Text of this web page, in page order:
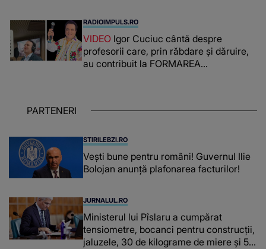
românca ucisă în Italia și ascunsă în
lada unui pat: " Îmi pare rău că nu am
reușit să fac mai mult pentru ea și..."
RADIOIMPULS.RO
VIDEO Igor Cuciuc cântă despre
profesorii care, prin răbdare și dăruire,
au contribuit la FORMAREA
chiar și după trecerea anilor: "De
PARTENERI
STIRILEBZI.RO
Vești bune pentru români! Guvernul Ilie
Bolojan anunță plafonarea facturilor!
JURNALUL.RO
Ministerul lui Pîslaru a cumpărat
tensiometre, bocanci pentru construcții,
jaluzele, 30 de kilograme de miere și 50